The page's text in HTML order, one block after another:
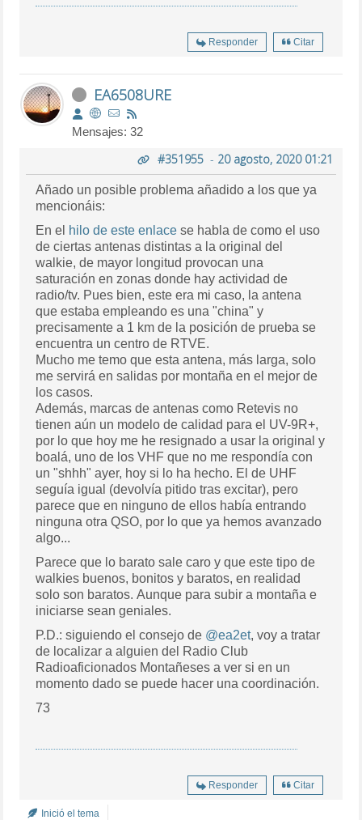
Responder Citar
EA6508URE
Mensajes: 32
#351955- 20 agosto, 2020 01:21
Añado un posible problema añadido a los que ya
mencionáis:
En el hilo de este enlace se habla de como el uso
de ciertas antenas distintas a la original del
walkie, de mayor longitud provocan una
saturación en zonas donde hay actividad de
radio/tv. Pues bien, este era mi caso, la antena
que estaba empleando es una "china" y
precisamente a 1 km de la posición de prueba se
encuentra un centro de RTVE.
Mucho me temo que esta antena, más larga, solo
me servirá en salidas por montaña en el mejor de
los casos.
Además, marcas de antenas como Retevis no
tienen aún un modelo de calidad para el UV-9R+,
por lo que hoy me he resignado a usar la original y
boalá, uno de los VHF que no me respondía con
un "shhh" ayer, hoy si lo ha hecho. El de UHF
seguía igual (devolvía pitido tras excitar), pero
parece que en ninguno de ellos había entrando
ninguna otra QSO, por lo que ya hemos avanzado
algo...
Parece que lo barato sale caro y que este tipo de
walkies buenos, bonitos y baratos, en realidad
solo son baratos. Aunque para subir a montaña e
iniciarse sean geniales.
P.D.: siguiendo el consejo de @ea2et, voy a tratar
de localizar a alguien del Radio Club
Radioaficionados Montañeses a ver si en un
momento dado se puede hacer una coordinación.
73
Responder Citar
Inició el tema